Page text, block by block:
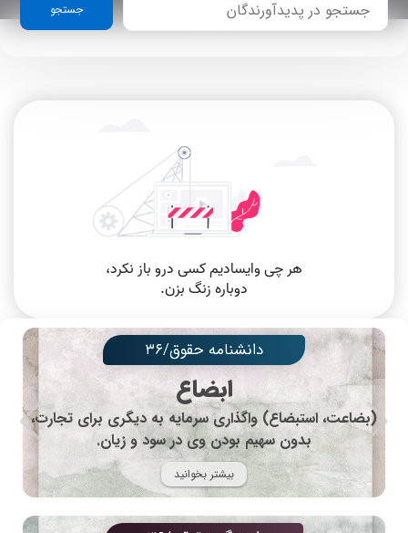
جستجو
دانشنامه حقوق/۳۶
ابضاع
(بضاعت، استبضاع) واگذاری سرمایه به دیگری برای تجارت،
بدون سهیم بودن وی در سود و زیان.
بیشتر بخوانید